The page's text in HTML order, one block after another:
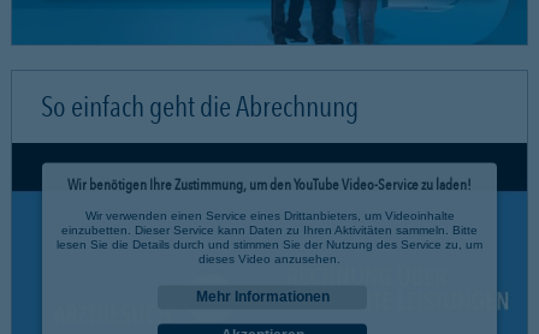
So einfach geht die Abrechnung
Wir benötigen Ihre Zustimmung, um den YouTube Video-Service zu laden!
Wir verwenden einen Service eines Drittanbieters, um Videoinhalte
einzubetten. Dieser Service kann Daten zu Ihren Aktivitäten sammeln. Bitte
lesen Sie die Details durch und stimmen Sie der Nutzung des Service zu, um
dieses Video anzusehen.
Mehr Informationen